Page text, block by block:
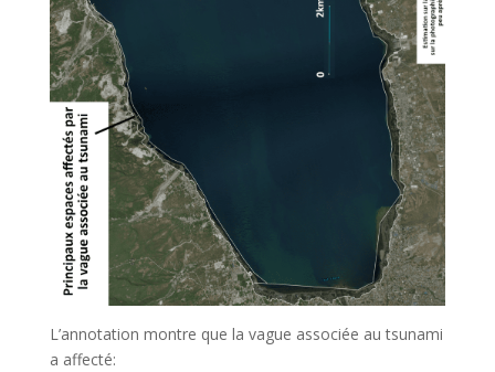
L’annotation montre que la vague associée au tsunami
a affecté: